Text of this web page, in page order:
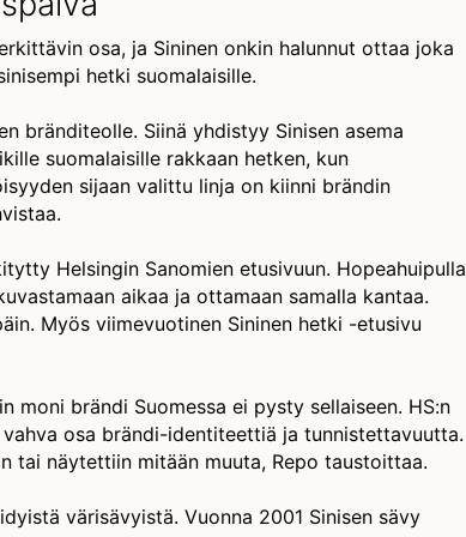
osa, ja Sininen onkin halunnut ottaa joka
hetki suomalaisille.
bränditeolle. Siinä yhdistyy Sinisen asema
suomalaisille rakkaan hetken, kun
sijaan valittu linja on kiinni brändin
Helsingin Sanomien etusivuun. Hopeahuipulla
aikaa ja ottamaan samalla kantaa.
Myös viimevuotinen Sininen hetki -etusivu
moni brändi Suomessa ei pysty sellaiseen. HS:n
osa brändi-identiteettiä ja tunnistettavuutta.
tai näytettiin mitään muuta, Repo taustoittaa.
värisävyistä. Vuonna 2001 Sinisen sävy